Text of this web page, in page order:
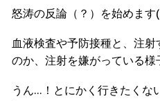
怒涛の反論（？）を始めます
血液検査や予防接種と、注
のか、注射を嫌がっている様
うん…！とにかく行きたくな